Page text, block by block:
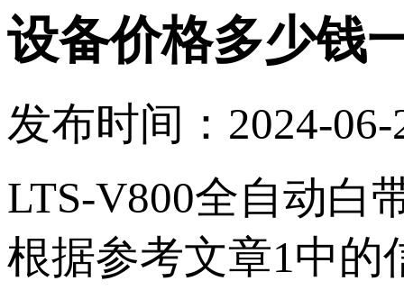
设备价格多少钱一台
发布时间：2024-
LTS-V800全自动白
根据参考文章1中的信